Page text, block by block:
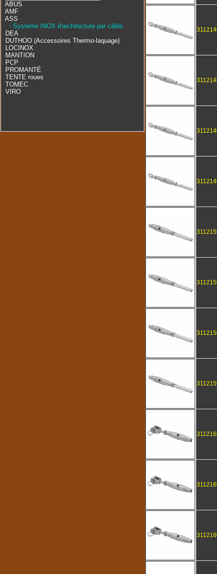
ABUS
AMF
ASS
- Système INOX d'architecture par câble
DEA
DUTHOO (Accessoires Thermo-laquage)
LOCINOX
MANTION
PCP
PROMANTÉ
TENTE roues
TOMEC
VIRO